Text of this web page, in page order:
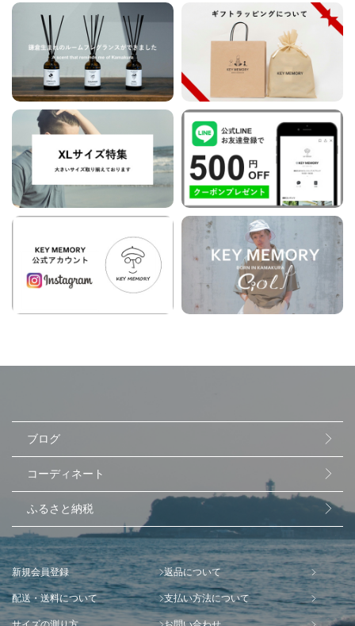
ブログ
コーディネート
ふるさと納税
新規会員登録 返品について
配送・送料について 支払い方法について